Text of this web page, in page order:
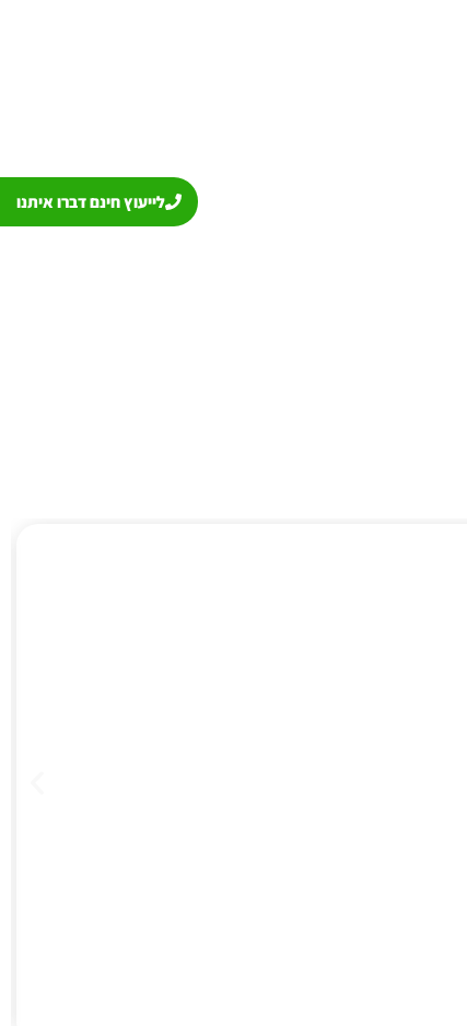
לייעוץ חינם דברו איתנו